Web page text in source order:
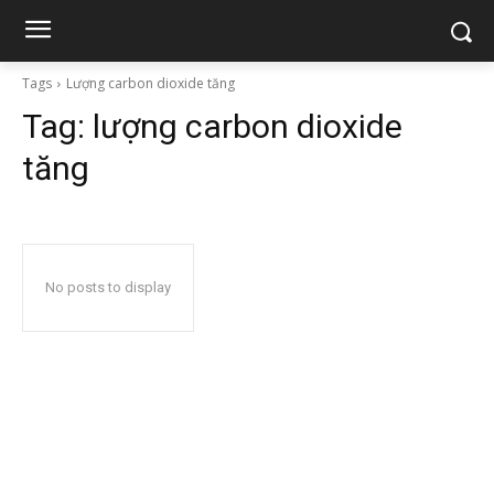
Tags Lượng carbon dioxide tăng
Tag: lượng carbon dioxide
tăng
No posts to display